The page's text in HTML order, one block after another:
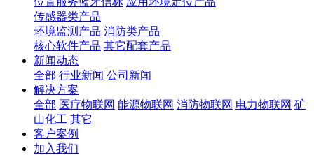
传感器类产品
环境监测产品 消防类产品
核心软件产品 其它配套产品
新闻动态
全部 行业新闻 公司新闻
解决方案
全部 医疗物联网 能源物联网 消防物联网 电力物联网 矿
山化工 其它
客户案例
加入我们